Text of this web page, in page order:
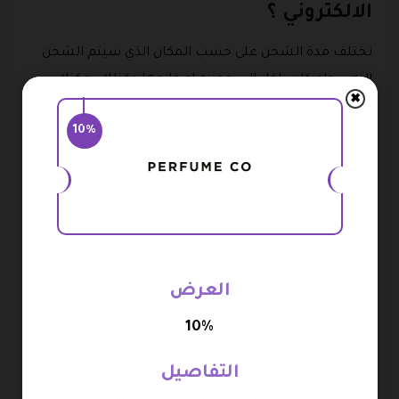
الالكتروني ؟
تختلف مدة الشحن على حسب المكان الذي سيتم الشحن
إليه سواء كان داخل السعوديه او خارجها وكذلك يمكنك
استخدام كود خصم برفيوم كو على جميع المشتريات التي
فين الشحن والتوصيل داخل مدينة الرياض يتطلب ساعتين
العربيه السعوديه والمدن فانها يتطلب من يوم عمل الى
وعمان والبحرين والأردن يتطلب من ثلاثه ايام عمل الى
10%
✖
العرض
10%
التفاصيل